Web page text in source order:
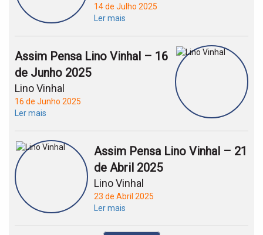
14 de Julho 2025
Ler mais
Assim Pensa Lino Vinhal – 16
de Junho 2025
Lino Vinhal
16 de Junho 2025
Ler mais
Assim Pensa Lino Vinhal – 21
de Abril 2025
Lino Vinhal
23 de Abril 2025
Ler mais